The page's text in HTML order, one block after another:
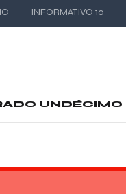
INFORMATIVO 10
UNDÉCIMO